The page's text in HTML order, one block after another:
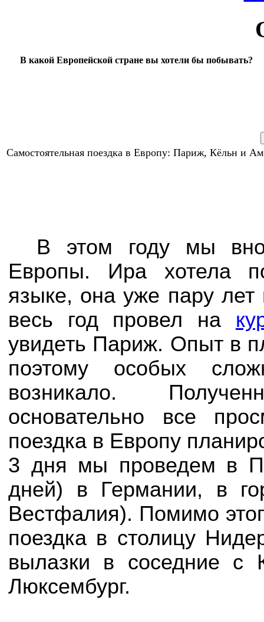
В какой Европейской стране вы хотели бы побывать?
Самостоятельная поездка в Европу: Париж, Кёльн и
В этом году мы
Европы. Ира хотела
языке, она уже пару лет
весь год провел на
увидеть Париж. Опыт в
поэтому особых
возникало.
основательно все
поездка в Европу
3 дня мы проведем в
дней) в Германии, в
Вестфалия). Помимо
поездка в столицу
вылазки в соседние с
Люксембург.